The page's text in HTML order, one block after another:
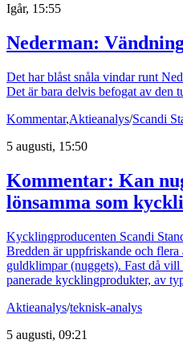
Igår, 15:55
Nederman:
Det har blåst snåla vindar runt
Det är bara delvis befogat av den
Kommentar,Aktieanalys/Scandi
5 augusti, 15:50
Kommentar: Kan
lönsamma som
Kycklingproducenten Scandi
Bredden är uppfriskande och
guldklimpar (nuggets). Fast då
panerade kycklingprodukter, av
Aktieanalys/teknisk-analys
5 augusti, 09:21